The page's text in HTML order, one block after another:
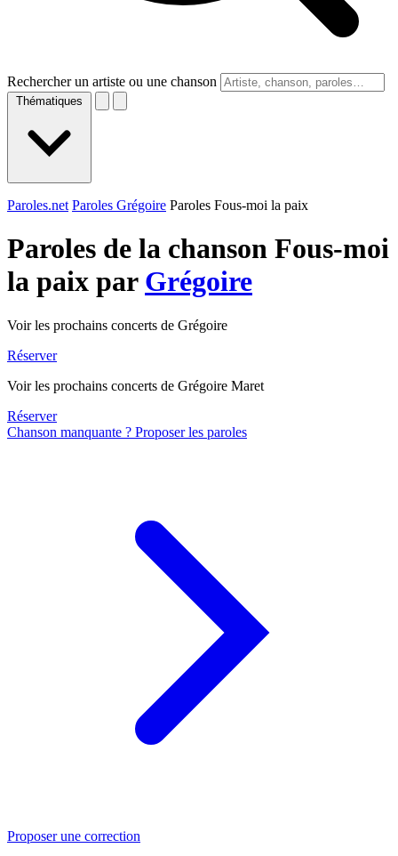
Rechercher un artiste ou une chanson
Thématiques
Paroles.net Paroles Grégoire Paroles Fous-moi la paix
Paroles de la chanson Fous-moi
la paix par Grégoire
Voir les prochains concerts de Grégoire
Réserver
Voir les prochains concerts de Grégoire Maret
Réserver
Chanson manquante ? Proposer les paroles
Proposer une correction